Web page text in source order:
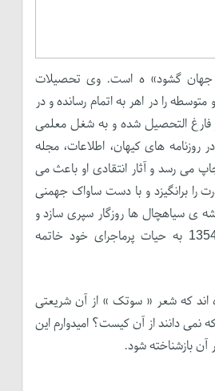
جهان گشود» ه است. وی تحصیلات
متوسطه را در اهر به اتمام رسانده و در
فارغ التحصیل شده و به شغل معلمی
روزنامه های کیهان، اطلاعات، مجله
می رسد و آثار انتقادی او باعث می
را برانگیزد و با دست ساواک جهمنی
ی سیاهچال ها روزگار سپری سازد و
عاقبت در 16 تیرماه 1354 به حیات پرماجرای خود خاتمه
اند که شعر « سوتک » از آن شریعتی
نمی دانند از آن کیست؟ امیدوارم این
بازشناخته شود.